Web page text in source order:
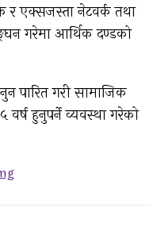
र एक्सजस्ता नेटवर्क तथा
गरेमा आर्थिक दण्डको
पारित गरी सामाजिक
वर्ष हुनुपर्ने व्यवस्था गरेको